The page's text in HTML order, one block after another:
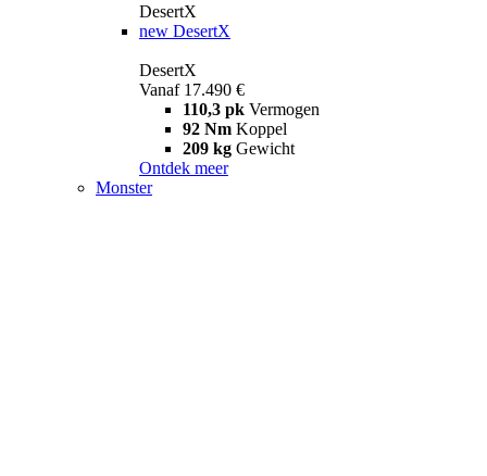
DesertX
new DesertX
DesertX
Vanaf 17.490 €
110,3 pk Vermogen
92 Nm Koppel
209 kg Gewicht
Ontdek meer
Monster